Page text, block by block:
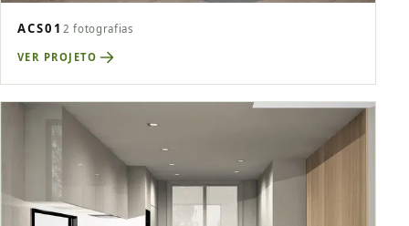
ACS01 2 fotografias
VER PROJETO